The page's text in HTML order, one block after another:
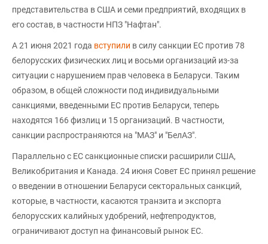
представительства в США и семи предприятий, входящих в
его состав, в частности НПЗ "Нафтан".
А 21 июня 2021 года вступили в силу санкции ЕС против 78
белорусских физических лиц и восьми организаций из-за
ситуации с нарушением прав человека в Беларуси. Таким
образом, в общей сложности под индивидуальными
санкциями, введенными ЕС против Беларуси, теперь
находятся 166 физлиц и 15 организаций. В частности,
санкции распространяются на "МАЗ" и "БелАЗ".
Параллельно с ЕС санкционные списки расширили США,
Великобритания и Канада. 24 июня Совет ЕС принял решение
о введении в отношении Беларуси секторальных санкций,
которые, в частности, касаются транзита и экспорта
белорусских калийных удобрений, нефтепродуктов,
ограничивают доступ на финансовый рынок ЕС.